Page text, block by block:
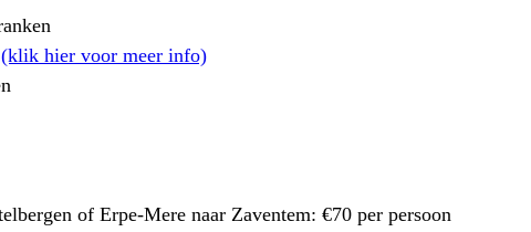
(klik hier voor meer info)
of Erpe-Mere naar Zaventem: €70 per persoon